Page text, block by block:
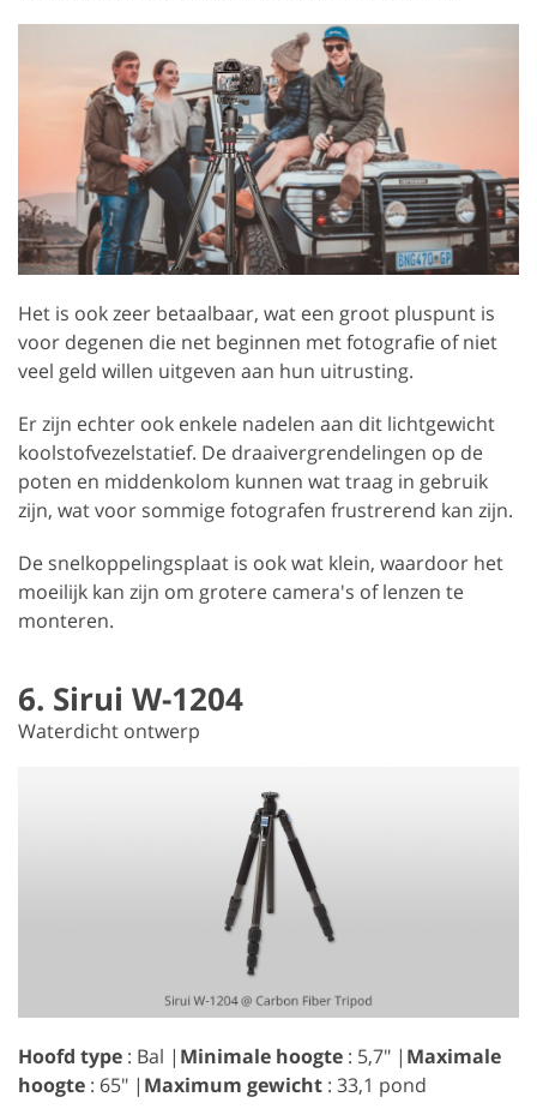
Het is ook zeer betaalbaar, wat een groot pluspunt is
voor degenen die net beginnen met fotografie of niet
veel geld willen uitgeven aan hun uitrusting.
Er zijn echter ook enkele nadelen aan dit lichtgewicht
koolstofvezelstatief. De draaivergrendelingen op de
poten en middenkolom kunnen wat traag in gebruik
zijn, wat voor sommige fotografen frustrerend kan zijn.
De snelkoppelingsplaat is ook wat klein, waardoor het
moeilijk kan zijn om grotere camera's of lenzen te
monteren.
6. Sirui W-1204
Waterdicht ontwerp
Hoofd type : Bal | Minimale hoogte : 5,7" | Maximale
hoogte : 65" | Maximum gewicht : 33,1 pond